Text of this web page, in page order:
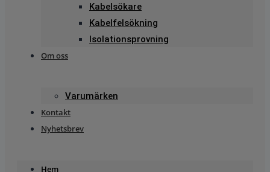
Kabelsökare
Kabelfelsökning
Isolationsprovning
Om oss
Varumärken
Kontakt
Nyhetsbrev
Hem